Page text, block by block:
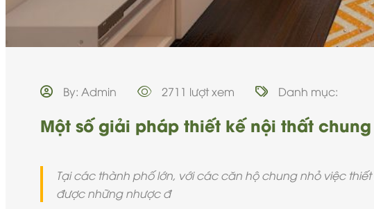
By: Admin 2711 lượt xem Danh mục:
Một số giải pháp thiết kế nội thất
Tại các thành phố lớn, với các căn hộ chung nhỏ việc
được những nhược đ